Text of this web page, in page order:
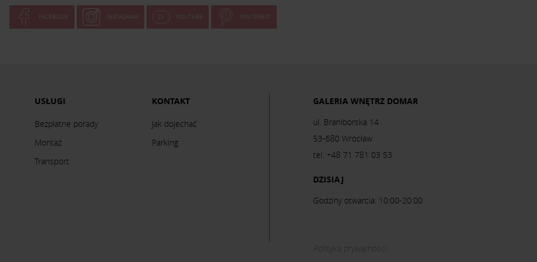
FACEBOOK INSTAGRAM YOUTUBE PINTEREST
USŁUGI
Bezpłatne porady
Montaż
Transport
KONTAKT
Jak dojechać
Parking
GALERIA WNĘTRZ DOMAR
ul. Braniborska 14
53-680 Wrocław
tel. +48 71 781 03 53
DZISIAJ
Godziny otwarcia: 10:00-20:00